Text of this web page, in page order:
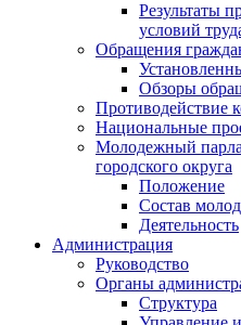
Результаты
условий
Обращения
Обзоры
Противодействие
Национальные
Молодежный
городского округа
Положение
Состав
Деятельность
Администрация
Руководство
Органы
Структура